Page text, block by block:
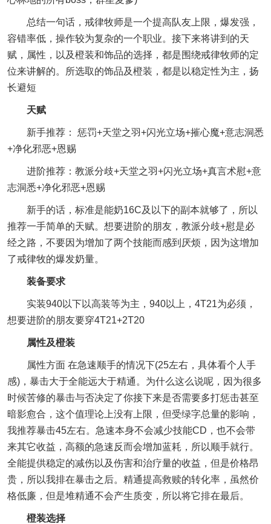
总结一句话，戒律牧师是一个提高队友上限，爆发强，
容错率低，操作较为复杂的一个职业。接下来将讲到的天
赋，属性，以及橙装和饰品的选择，都是围绕戒律牧师的定
位来讲解的。所选取的饰品及橙装，都是以稳定性为主，扬
长避短
天赋
新手推荐： 惩罚+天堂之羽+闪光立场+摧心魔+意志洞悉
+净化邪恶+恩赐
进阶推荐：教派分歧+天堂之羽+闪光立场+真言术慰+意
志洞悉+净化邪恶+恩赐
新手的话，标准是能奶16C及以下的副本就够了，所以
推荐一手简单的天赋。想要进阶的朋友，教派分歧+慰是必
经之路，不要因为增加了两个技能而感到厌烦，因为这增加
了戒律牧的爆发奶量。
装备要求
实装940以下以高装等为主，940以上，4T21为必须，
想要进阶的朋友要穿4T21+2T20
属性及橙装
属性方面 在急速顺手的情况下(25左右，具体看个人手
感)，暴击大于全能远大于精通。为什么这么说呢，因为很多
时候苦修的暴击与否决定了你接下来是否需要多打惩击甚至
暗影愈合，这个值理论上没有上限，但受绿字总量的影响，
我推荐暴击45左右。急速本身不会减少技能CD，也不会带
来其它收益，高额的急速反而会增加蓝耗，所以顺手就行。
全能提供稳定的减伤以及伤害和治疗量的收益，但是价格昂
贵，所以我排在暴击之后。精通提高救赎的转化率，虽然价
格低廉，但是堆精通不会产生质变，所以将它排在最后。
橙装选择